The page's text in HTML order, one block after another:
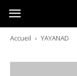
Australia-
australie.com
Accueil YAYANAD